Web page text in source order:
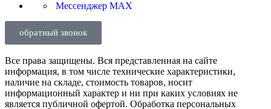
Мессенджер MAX
обратный звонок
Все права защищены. Вся представленная на сайте
информация, в том числе технические характеристики,
наличие на складе, стоимость товаров, носит
информационный характер и ни при каких условиях не
является публичной офертой. Обработка персональных